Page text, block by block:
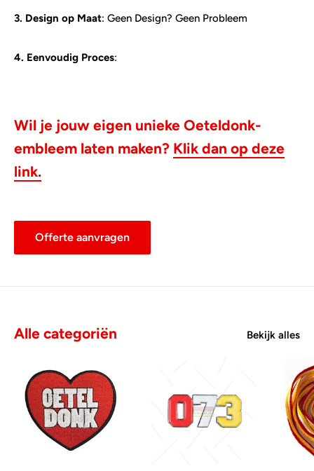
3. Design op Maat: Geen Design? Geen Probleem
4. Eenvoudig Proces:
Wil je jouw eigen unieke Oeteldonk-
embleem laten maken? Klik dan op deze
link.
Offerte aanvragen
Alle categoriën Bekijk alles